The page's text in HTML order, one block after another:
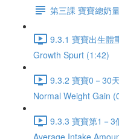
第三課 寶寶總奶
9.3.1 寶寶出生體
Growth Spurt (1:42)
9.3.2 寶寶0－30
Normal Weight Gain
9.3.3 寶寶第1－3
Average Intake